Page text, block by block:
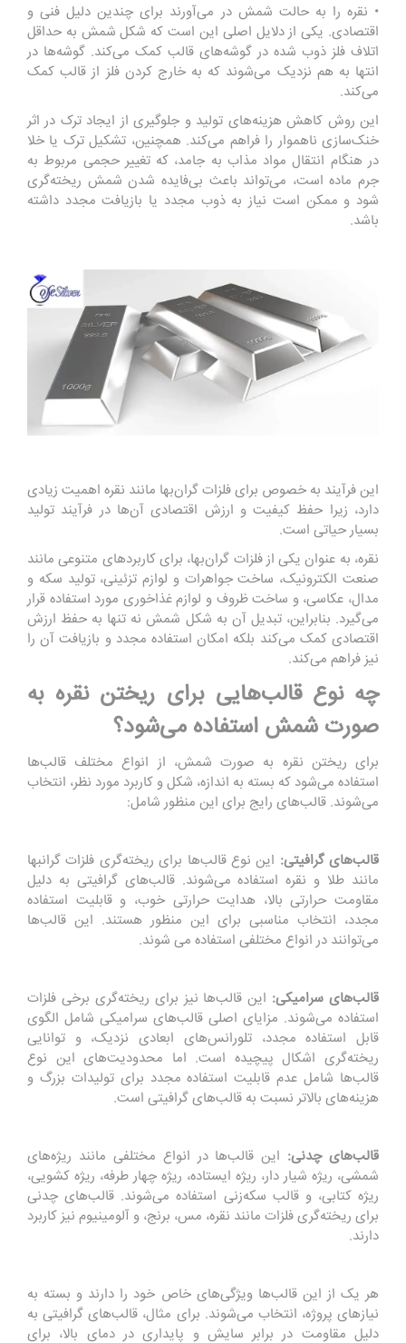
• نقره را به حالت شمش در می‌آورند برای چندین دلیل فنی و
اقتصادی. یکی از دلایل اصلی این است که شکل شمش به حداقل
اتلاف فلز ذوب شده در گوشه‌های قالب کمک می‌کند. گوشه‌ها در
انتها به هم نزدیک می‌شوند که به خارج کردن فلز از قالب کمک
می‌کند.
این روش کاهش هزینه‌های تولید و جلوگیری از ایجاد ترک در اثر
خنک‌سازی ناهموار را فراهم می‌کند. همچنین، تشکیل ترک یا خلا
در هنگام انتقال مواد مذاب به جامد، که تغییر حجمی مربوط به
جرم ماده است، می‌تواند باعث بی‌فایده شدن شمش ریخته‌گری
شود و ممکن است نیاز به ذوب مجدد یا بازیافت مجدد داشته
باشد.
این فرآیند به خصوص برای فلزات گران‌بها مانند نقره اهمیت زیادی
دارد، زیرا حفظ کیفیت و ارزش اقتصادی آن‌ها در فرآیند تولید
بسیار حیاتی است.
نقره، به عنوان یکی از فلزات گران‌بها، برای کاربردهای متنوعی مانند
صنعت الکترونیک، ساخت جواهرات و لوازم تزئینی، تولید سکه و
مدال، عکاسی، و ساخت ظروف و لوازم غذاخوری مورد استفاده قرار
می‌گیرد. بنابراین، تبدیل آن به شکل شمش نه تنها به حفظ ارزش
اقتصادی کمک می‌کند بلکه امکان استفاده مجدد و بازیافت آن را
نیز فراهم می‌کند.
چه نوع قالب‌هایی برای ریختن نقره به
صورت شمش استفاده می‌شود؟
برای ریختن نقره به صورت شمش، از انواع مختلف قالب‌ها
استفاده می‌شود که بسته به اندازه، شکل و کاربرد مورد نظر، انتخاب
می‌شوند. قالب‌های رایج برای این منظور شامل:
قالب‌های گرافیتی: این نوع قالب‌ها برای ریخته‌گری فلزات گرانبها
مانند طلا و نقره استفاده می‌شوند. قالب‌های گرافیتی به دلیل
مقاومت حرارتی بالا، هدایت حرارتی خوب، و قابلیت استفاده
مجدد، انتخاب مناسبی برای این منظور هستند. این قالب‌ها
می‌توانند در انواع مختلفی استفاده می شوند.
قالب‌های سرامیکی: این قالب‌ها نیز برای ریخته‌گری برخی فلزات
استفاده می‌شوند. مزایای اصلی قالب‌های سرامیکی شامل الگوی
قابل استفاده مجدد، تلورانس‌های ابعادی نزدیک، و توانایی
ریخته‌گری اشکال پیچیده است. اما محدودیت‌های این نوع
قالب‌ها شامل عدم قابلیت استفاده مجدد برای تولیدات بزرگ و
هزینه‌های بالاتر نسبت به قالب‌های گرافیتی است.
قالب‌های چدنی: این قالب‌ها در انواع مختلفی مانند ریژه‌های
شمشی، ریژه شیار دار، ریژه ایستاده، ریژه چهار طرفه، ریژه کشویی،
ریژه کتابی، و قالب سکه‌زنی استفاده می‌شوند. قالب‌های چدنی
برای ریخته‌گری فلزات مانند نقره، مس، برنج، و آلومینیوم نیز کاربرد
دارند.
هر یک از این قالب‌ها ویژگی‌های خاص خود را دارند و بسته به
نیازهای پروژه، انتخاب می‌شوند. برای مثال، قالب‌های گرافیتی به
دلیل مقاومت در برابر سایش و پایداری در دمای بالا، برای